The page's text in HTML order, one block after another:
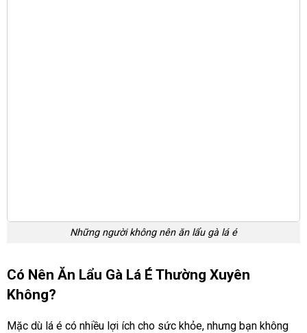
Những người không nên ăn lẩu gà lá é
Có Nên Ăn Lẩu Gà Lá É Thường Xuyên
Không?
Mặc dù lá é có nhiều lợi ích cho sức khỏe, nhưng bạn không